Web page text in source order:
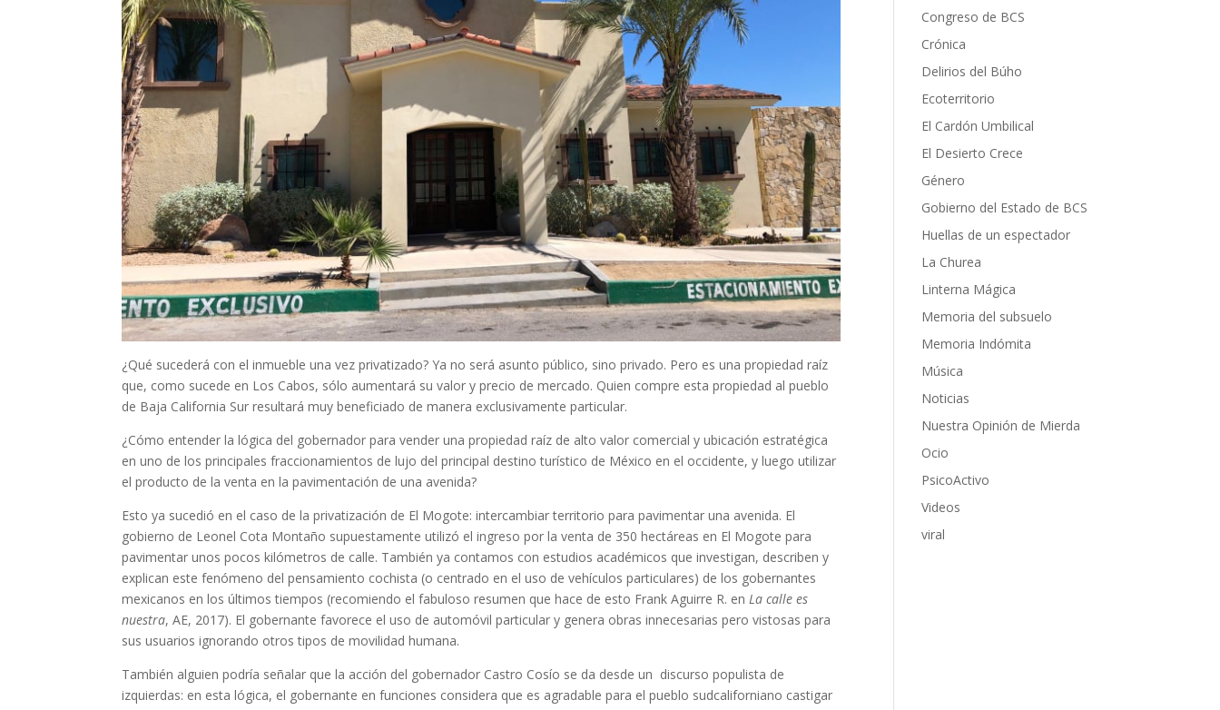
¿Qué sucederá con el inmueble una vez privatizado? Ya no será asunto público, sino privado. Pero es una propiedad raíz
que, como sucede en Los Cabos, sólo aumentará su valor y precio de mercado. Quien compre esta propiedad al pueblo
de Baja California Sur resultará muy beneficiado de manera exclusivamente particular.
¿Cómo entender la lógica del gobernador para vender una propiedad raíz de alto valor comercial y ubicación estratégica
en uno de los principales fraccionamientos de lujo del principal destino turístico de México en el occidente, y luego utilizar
el producto de la venta en la pavimentación de una avenida?
Esto ya sucedió en el caso de la privatización de El Mogote: intercambiar territorio para pavimentar una avenida. El
gobierno de Leonel Cota Montaño supuestamente utilizó el ingreso por la venta de 350 hectáreas en El Mogote para
pavimentar unos pocos kilómetros de calle. También ya contamos con estudios académicos que investigan, describen y
explican este fenómeno del pensamiento cochista (o centrado en el uso de vehículos particulares) de los gobernantes
mexicanos en los últimos tiempos (recomiendo el fabuloso resumen que hace de esto Frank Aguirre R. enLa calle es
nuestra, AE, 2017). El gobernante favorece el uso de automóvil particular y genera obras innecesarias pero vistosas para
sus usuarios ignorando otros tipos de movilidad humana.
También alguien podría señalar que la acción del gobernador Castro Cosío se da desde un discurso populista de
izquierdas: en esta lógica, el gobernante en funciones considera que es agradable para el pueblo sudcaliforniano castigar
Congreso de BCS
Crónica
Delirios del Búho
Ecoterritorio
El Cardón Umbilical
El Desierto Crece
Género
Gobierno del Estado de BCS
Huellas de un espectador
La Churea
Linterna Mágica
Memoria del subsuelo
Memoria Indómita
Música
Noticias
Nuestra Opinión de Mierda
Ocio
PsicoActivo
Videos
viral